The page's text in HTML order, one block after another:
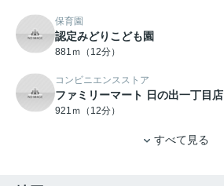
保育園
認定みどりこども園
881ｍ（12分）
コンビニエンスストア
ファミリーマート 日の出一丁目店
921ｍ（12分）
すべて見る